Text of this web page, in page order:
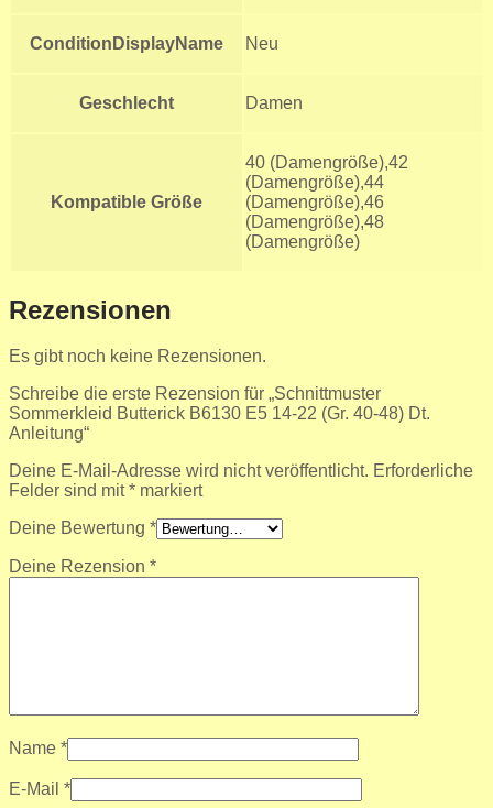
ConditionDisplayName Neu
Geschlecht Damen
Kompatible Größe
40 (Damengröße),42
(Damengröße),44
(Damengröße),46
(Damengröße),48
(Damengröße)
Rezensionen
Es gibt noch keine Rezensionen.
Schreibe die erste Rezension für „Schnittmuster
Sommerkleid Butterick B6130 E5 14-22 (Gr. 40-48) Dt.
Anleitung“
Deine E-Mail-Adresse wird nicht veröffentlicht. Erforderliche
Felder sind mit* markiert
Deine Bewertung *
Deine Rezension *
Name *
E-Mail *